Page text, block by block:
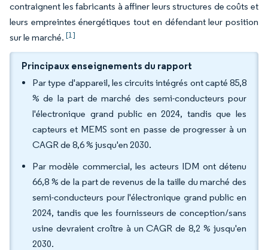
contraignent les fabricants à affiner leurs structures de coûts et
leurs empreintes énergétiques tout en défendant leur position
sur le marché. [1]
Principaux enseignements du rapport
Par type d'appareil, les circuits intégrés ont capté 85,8
% de la part de marché des semi-conducteurs pour
l'électronique grand public en 2024, tandis que les
capteurs et MEMS sont en passe de progresser à un
CAGR de 8,6 % jusqu'en 2030.
Par modèle commercial, les acteurs IDM ont détenu
66,8 % de la part de revenus de la taille du marché des
semi-conducteurs pour l'électronique grand public en
2024, tandis que les fournisseurs de conception/sans
usine devraient croître à un CAGR de 8,2 % jusqu'en
2030.